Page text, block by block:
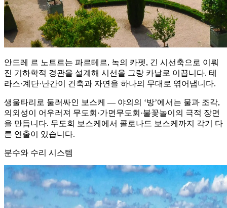
안드레 르 노트르는 파르테르, 녹의 카펫, 긴 시선축으로 이뤄
진 기하학적 경관을 설계해 시선을 그랑 카날로 이끕니다. 테
라스·계단·난간이 건축과 자연을 하나의 무대로 엮어냅니다.
생울타리로 둘러싸인 보스케 — 야외의 ‘방’에서는 물과 조각,
의외성이 어우러져 무도회·가면무도회·불꽃놀이의 극적 장면
을 만듭니다. 무도회 보스케에서 콜로나드 보스케까지 각기 다
른 연출이 있습니다.
분수와 수리 시스템